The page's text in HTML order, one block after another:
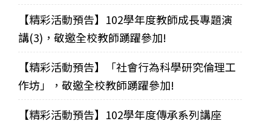
【精彩活動預告】102學年度教師成長專題演
講(3)，敬邀全校教師踴躍參加!
【精彩活動預告】「社會行為科學研究倫理工
作坊」，敬邀全校教師踴躍參加!
【精彩活動預告】102學年度傳承系列講座